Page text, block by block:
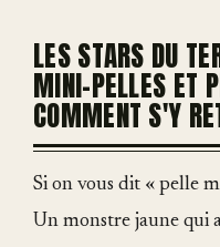
LES STARS DU
MINI-PELLES ET
COMMENT S'Y
Si on vous dit « pelle
Un monstre jaune qui